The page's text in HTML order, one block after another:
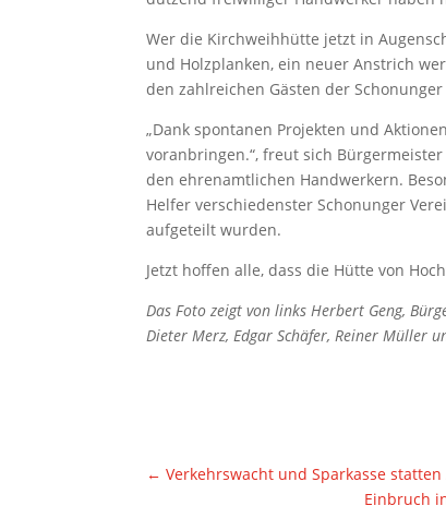
Wer die Kirchweihhütte jetzt in
und Holzplanken, ein neuer Anstrich
den zahlreichen Gästen der
„Dank spontanen Projekten und
voranbringen.“, freut sich
den ehrenamtlichen Handwerkern.
Helfer verschiedenster Schonunger
aufgeteilt wurden.
Jetzt hoffen alle, dass die Hütte von
Das Foto zeigt von links Herbert Geng,
Dieter Merz, Edgar Schäfer, Reiner Müller
←Verkehrswacht und Sparkasse
Einbruch